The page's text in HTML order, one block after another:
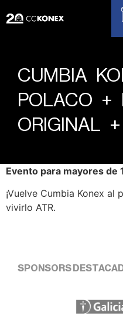
CUMBIA
POLACO +
ORIGINAL
Evento para mayores de
¡Vuelve Cumbia Konex al
vivirlo ATR.
SPONSORS